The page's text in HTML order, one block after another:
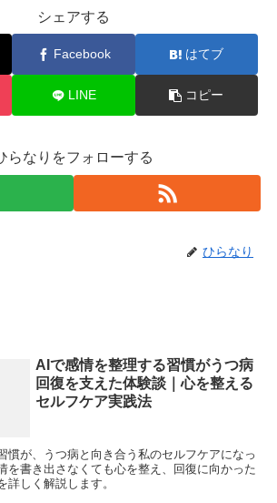
シェアする
Facebook はてブ
LINE コピー
らなりをフォローする
ひらなり
AIで感情を整理する習慣がうつ病
回復を支えた体験談｜心を整える
セルフケア実践法
慣が、うつ病と向き合う私のセルフケアになっ
を書き出さなくても心を整え、回復に向かった
詳しく解説します。